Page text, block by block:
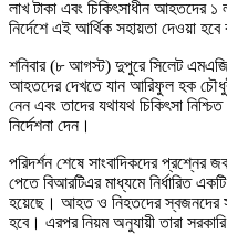
লাখ টাকা এবং চিকিৎসাধীন আহতদের ১
নির্দেশে এই আর্থিক সহায়তা দেওয়া হবে
শনিবার (৮ আগস্ট) দুপুরে সিলেট
আহতদের দেখতে যান আরিফুল হক
নেন এবং তাদের যথাযথ চিকিৎসা
নির্দেশনা দেন।
পরিদর্শন শেষে সাংবাদিকদের
পেতে বিআরটিএর মাধ্যমে নির্ধারিত
হয়েছে। আহত ও নিহতদের স্বজনদের
হবে। এরপর নিয়ম অনুযায়ী তারা